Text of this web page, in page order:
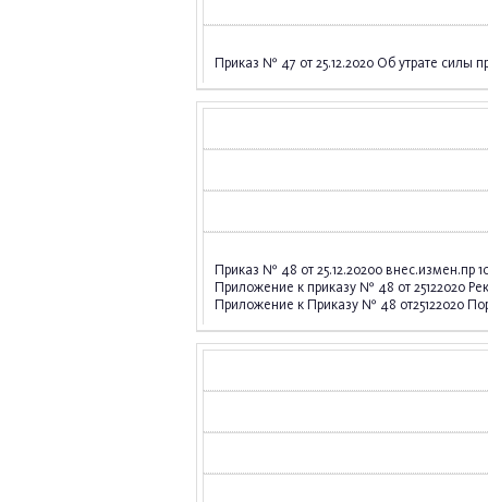
Приказ № 47 от 25.12.2020 Об утрате силы
Приказ № 48 от 25.12.2020о внес.измен.пр
Приложение к приказу № 48 от 25122020
Приложение к Приказу № 48 от25122020